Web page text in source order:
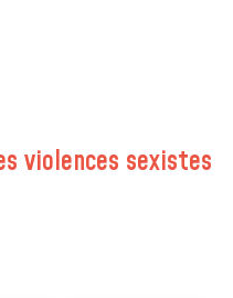
violences sexistes